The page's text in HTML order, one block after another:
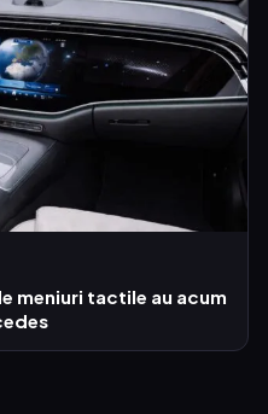
meniuri tactile au acum